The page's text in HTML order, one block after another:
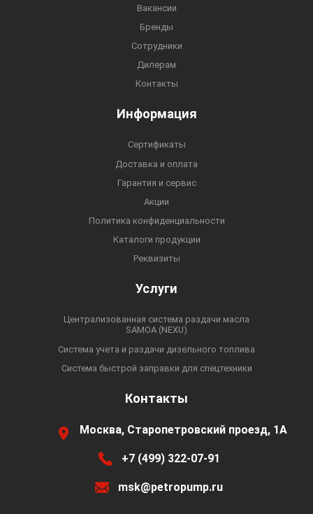
Вакансии
Бренды
Сотрудники
Дилерам
Контакты
Информация
Сертификаты
Доставка и оплата
Гарантия и сервис
Акции
Политика конфиденциальности
Каталоги продукции
Реквизиты
Услуги
Централизованная система раздачи масла
SAMOA (NEXU)
Система учета и раздачи дизельного топлива
Система быстрой заправки для спецтехники
Контакты
Москва, Старопетровский проезд, 1А
+7 (499) 322-07-91
msk@petropump.ru